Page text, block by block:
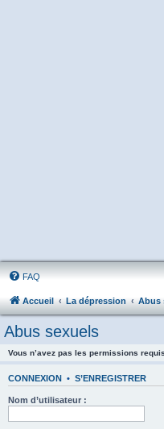
FAQ
Accueil La dépression Abus
Abus sexuels
Vous n’avez pas les permissions
CONNEXION • S’ENREGISTRER
Nom d’utilisateur :